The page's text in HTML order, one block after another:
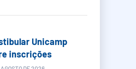
Unicamp
inscrições